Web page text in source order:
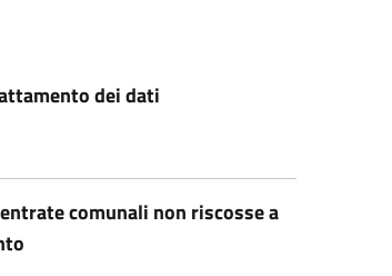
dei dati
comunali non riscosse a